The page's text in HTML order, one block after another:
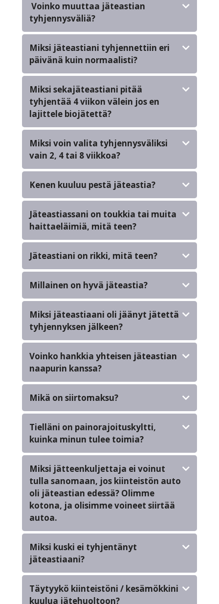
Voinko muuttaa jäteastian
tyhjennysväliä?
Miksi jäteastiani tyhjennettiin eri
päivänä kuin normaalisti?
Miksi sekajäteastiani pitää
tyhjentää 4 viikon välein jos en
lajittele biojätettä?
Miksi voin valita tyhjennysväliksi
vain 2, 4 tai 8 viikkoa?
Kenen kuuluu pestä jäteastia?
Jäteastiassani on toukkia tai muita
haittaeläimiä, mitä teen?
Jäteastiani on rikki, mitä teen?
Millainen on hyvä jäteastia?
Miksi jäteastiaani oli jäänyt jätettä
tyhjennyksen jälkeen?
Voinko hankkia yhteisen jäteastian
naapurin kanssa?
Mikä on siirtomaksu?
Tielläni on painorajoituskyltti,
kuinka minun tulee toimia?
Miksi jätteenkuljettaja ei voinut
tulla sanomaan, jos kiinteistön auto
oli jäteastian edessä? Olimme
kotona, ja olisimme voineet siirtää
autoa.
Miksi kuski ei tyhjentänyt
jäteastiaani?
Täytyykö kiinteistöni / kesämökkini
kuulua jätehuoltoon?